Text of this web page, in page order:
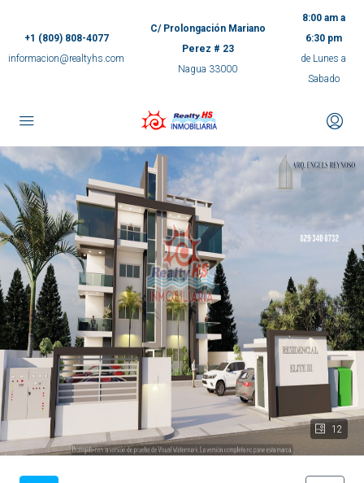
+1 (809) 808-4077
informacion@realtyhs.com
C/ Prolongación Mariano
Perez # 23
Nagua 33000
8:00 am a
6:30 pm
de Lunes a
Sabado
12